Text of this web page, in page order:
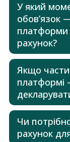
У який
обов’язок
платформи
рахунок?
Якщо
платформі
Чи
рахунок